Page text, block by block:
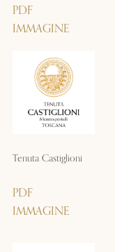
PDF
IMMAGINE
Tenuta Castiglioni
PDF
IMMAGINE